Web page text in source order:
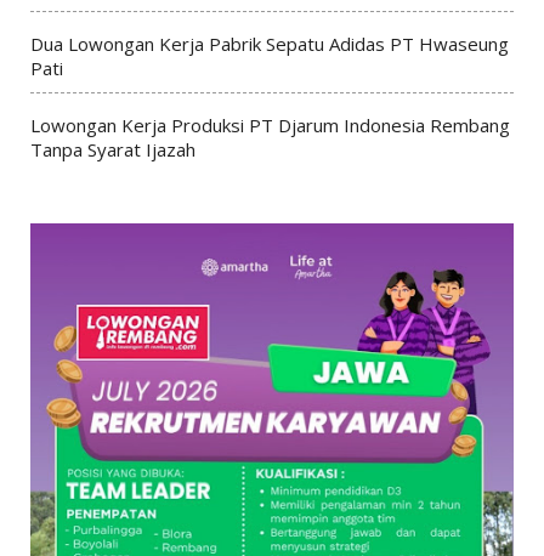
Dua Lowongan Kerja Pabrik Sepatu Adidas PT Hwaseung
Pati
Lowongan Kerja Produksi PT Djarum Indonesia Rembang
Tanpa Syarat Ijazah